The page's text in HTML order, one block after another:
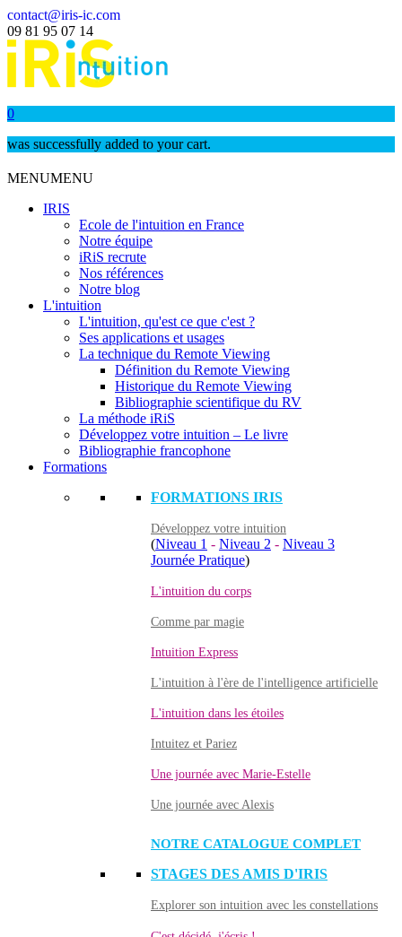
contact@iris-ic.com
09 81 95 07 14
0
was successfully added to your cart.
MENUMENU
IRIS
Ecole de l'intuition en France
Notre équipe
iRiS recrute
Nos références
Notre blog
L'intuition
L'intuition, qu'est ce que c'est ?
Ses applications et usages
La technique du Remote Viewing
Définition du Remote Viewing
Historique du Remote Viewing
Bibliographie scientifique du RV
La méthode iRiS
Développez votre intuition – Le livre
Bibliographie francophone
Formations
FORMATIONS IRIS
Développez votre intuition
(Niveau 1 - Niveau 2 - Niveau 3
Journée Pratique)
L'intuition du corps
Comme par magie
Intuition Express
L'intuition à l'ère de l'intelligence artificielle
L'intuition dans les étoiles
Intuitez et Pariez
Une journée avec Marie-Estelle
Une journée avec Alexis
NOTRE CATALOGUE COMPLET
STAGES DES AMIS D'IRIS
Explorer son intuition avec les constellations